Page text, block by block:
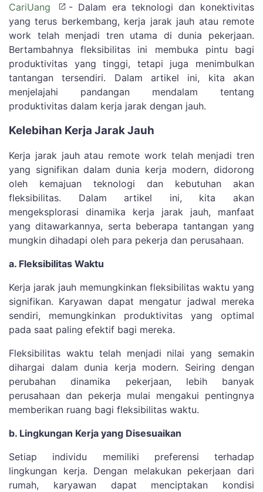
CariUang
- Dalam era teknologi dan konektivitas
yang terus berkembang, kerja jarak jauh atau remote
work telah menjadi tren utama di dunia pekerjaan.
Bertambahnya fleksibilitas ini membuka pintu bagi
produktivitas yang tinggi, tetapi juga menimbulkan
tantangan tersendiri. Dalam artikel ini, kita akan
menjelajahi pandangan mendalam tentang
produktivitas dalam kerja jarak dengan jauh.
Kelebihan Kerja Jarak Jauh
Kerja jarak jauh atau remote work telah menjadi tren
yang signifikan dalam dunia kerja modern, didorong
oleh kemajuan teknologi dan kebutuhan akan
fleksibilitas. Dalam artikel ini, kita akan
mengeksplorasi dinamika kerja jarak jauh, manfaat
yang ditawarkannya, serta beberapa tantangan yang
mungkin dihadapi oleh para pekerja dan perusahaan.
a. Fleksibilitas Waktu
Kerja jarak jauh memungkinkan fleksibilitas waktu yang
signifikan. Karyawan dapat mengatur jadwal mereka
sendiri, memungkinkan produktivitas yang optimal
pada saat paling efektif bagi mereka.
Fleksibilitas waktu telah menjadi nilai yang semakin
dihargai dalam dunia kerja modern. Seiring dengan
perubahan dinamika pekerjaan, lebih banyak
perusahaan dan pekerja mulai mengakui pentingnya
memberikan ruang bagi fleksibilitas waktu.
b. Lingkungan Kerja yang Disesuaikan
Setiap individu memiliki preferensi terhadap
lingkungan kerja. Dengan melakukan pekerjaan dari
rumah, karyawan dapat menciptakan kondisi